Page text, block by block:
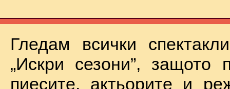
Гледам всички
„Искри сезони”, защото
пиесите, актьорите и